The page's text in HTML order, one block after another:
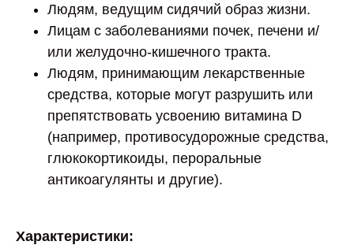
Людям, ведущим сидячий образ жизни.
Лицам с заболеваниями почек, печени и/
или желудочно-кишечного тракта.
Людям, принимающим лекарственные
средства, которые могут разрушить или
препятствовать усвоению витамина D
(например, противосудорожные средства,
глюкокортикоиды, пероральные
антикоагулянты и другие).
Характеристики: